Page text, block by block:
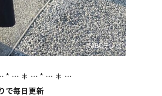
©ABCテレビ
* … ＊ … * … ＊ …
で毎日更新